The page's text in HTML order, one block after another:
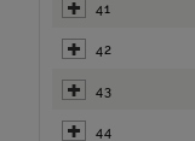
41
42
43
44